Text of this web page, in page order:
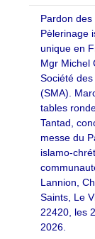
Pardon des
Pèlerinage
unique en
Mgr Michel
Société
(SMA).
tables
Tantad,
messe du
islamo-
Lannion,
Saints, Le
22420, les
2026.